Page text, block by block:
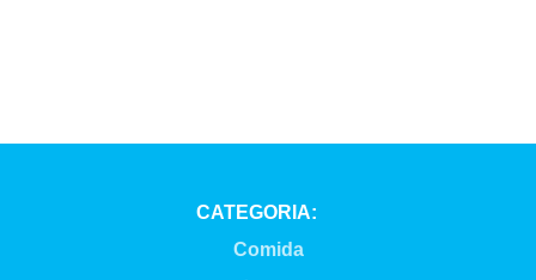
CATEGORIA:
Comida